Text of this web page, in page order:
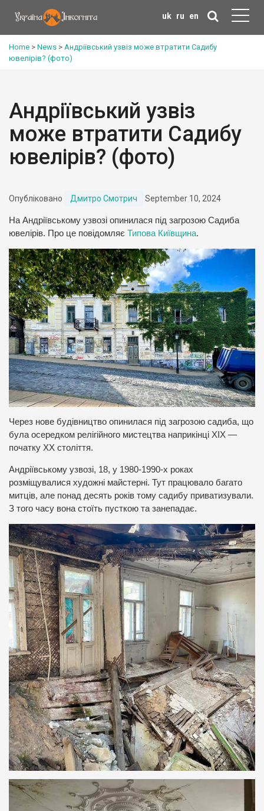
uk ru en
Home > News > Андріївський узвіз може втратити Садибу
ювелірів? (фото)
Андріївський узвіз
може втратити Садибу
ювелірів? (фото)
Опубліковано Дмитро Смотрич September 10, 2024
На Андріївському узвозі опинилася під загрозою Садиба
ювелірів. Про це повідомляє Типова Київщина.
Через нове будівництво опинилася під загрозою садиба, що
була осередком релігійного мистецтва наприкінці XIX —
початку XX століття.
Андріївському узвозі, 18, у 1980-1990-х роках
розміщувалися художні майстерні. Тут працювало багато
митців, але понад десять років тому садибу приватизували.
З того часу вона стоїть пусткою та занепадає.